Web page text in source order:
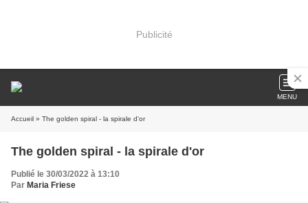
Publicité
MENU
Accueil » The golden spiral - la spirale d'or
The golden spiral - la spirale d'or
Publié le 30/03/2022 à 13:10
Par Maria Friese